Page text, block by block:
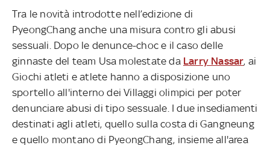
Tra le novità introdotte nell’edizione di
PyeongChang anche una misura contro gli abusi
sessuali. Dopo le denunce-choc e il caso delle
ginnaste del team Usa molestate da Larry Nassar, ai
Giochi atleti e atlete hanno a disposizione uno
sportello all'interno dei Villaggi olimpici per poter
denunciare abusi di tipo sessuale. I due insediamenti
destinati agli atleti, quello sulla costa di Gangneung
e quello montano di PyeongChang, insieme all'area